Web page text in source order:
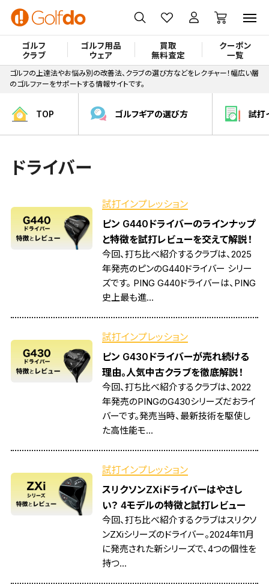
ゴルフ
クラブ
ゴルフ用品
ウェア
買取
無料査定
クーポン
一覧
ゴルフの上達法やお悩み別の改善法、クラブの選び方などをレクチャー！幅広い層
のゴルファーをサポートする情報サイトです。
TOP ゴルフギアの選び方 試打
ドライバー
試打インプレッション
ピン G440ドライバーのラインナップ
と特徴を試打レビューを交えて解説！
今回、打ち比べ紹介するクラブは、2025
年発売のピンのG440ドライバー シリー
ズです。 PING G440ドライバーは、PING
史上最も進...
試打インプレッション
ピン G430ドライバーが売れ続ける
理由。人気中古クラブを徹底解説！
今回、打ち比べ紹介するクラブは、2022
年発売のPINGのG430シリーズだおライ
バーです。発売当時、最新技術を駆使し
た高性能モ...
試打インプレッション
スリクソンZXiドライバーはやさし
い？ 4モデルの特徴と試打レビュー
今回、打ち比べ紹介するクラブはスリクソ
ンZXiシリーズのドライバー。2024年11月
に発売された新シリーズで、4つの個性を
持つ...